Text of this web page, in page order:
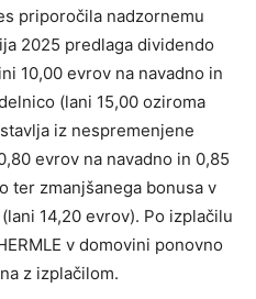
priporočila nadzornemu
2025 predlaga dividendo
10,00 evrov na navadno in
(lani 15,00 oziroma
iz nespremenjene
evrov na navadno in 0,85
ter zmanjšanega bonusa v
14,20 evrov). Po izplačilu
v domovini ponovno
z izplačilom.